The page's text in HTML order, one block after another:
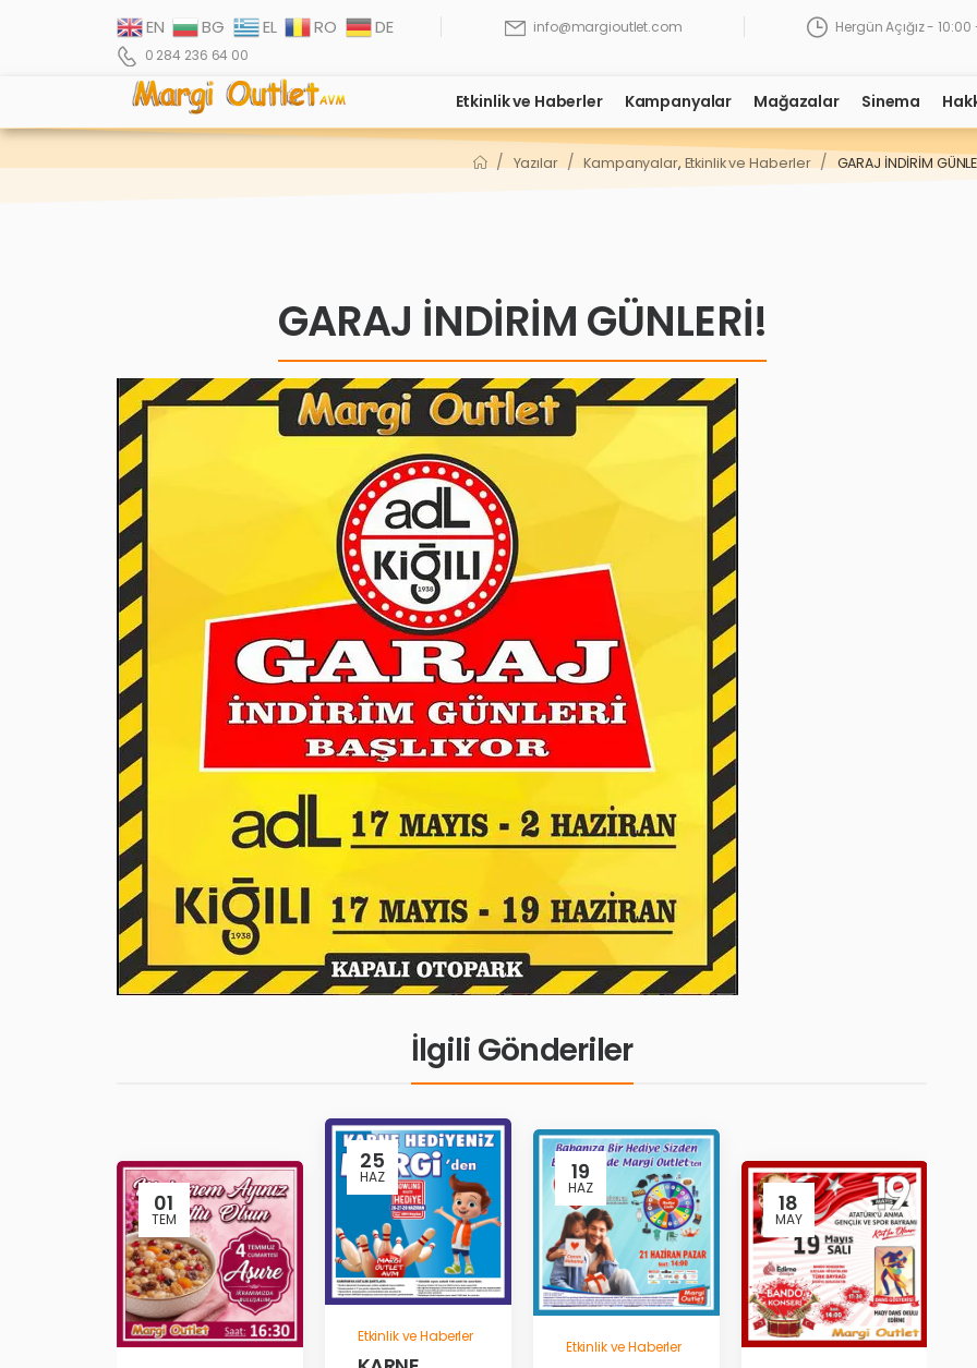
EN BG EL RO DE info@margioutlet.com
Hergün Açığız -
0 284 236 64 00
Etkinlik ve Haberler Kampanyalar Mağazalar Sinema
/ Yazılar / Kampanyalar, Etkinlik ve Haberler / GARAJ İNDİRİM
GARAJ İNDİRİM GÜNLERİ!
İlgili Gönderiler
01
TEM
25
HAZ
Etkinlik ve Haberler
19
HAZ
Etkinlik ve Haberler
18
MAY